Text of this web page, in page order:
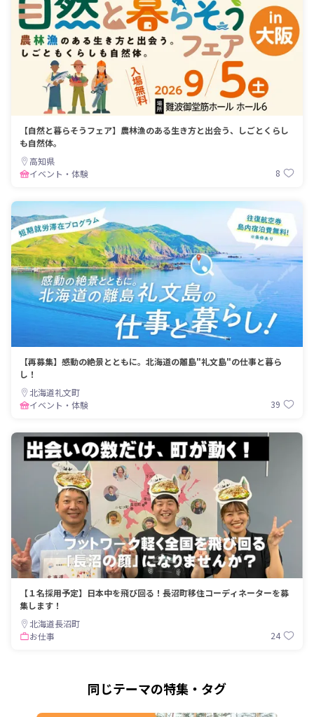
【自然と暮らそうフェア】農林漁のある生き方と出会う、しごとくらし
も自然体。
高知県
イベント・体験
8
【再募集】感動の絶景とともに。北海道の離島"礼文島"の仕事と暮ら
し！
北海道礼文町
イベント・体験
39
【１名採用予定】日本中を飛び回る！長沼町移住コーディネーターを募
集します！
北海道長沼町
お仕事
24
同じテーマの特集・タグ